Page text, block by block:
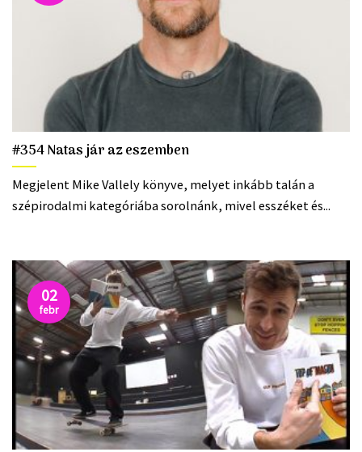
#354 Natas jár az eszemben
Megjelent Mike Vallely könyve, melyet inkább talán a
szépirodalmi kategóriába sorolnánk, mivel esszéket és...
02
febr